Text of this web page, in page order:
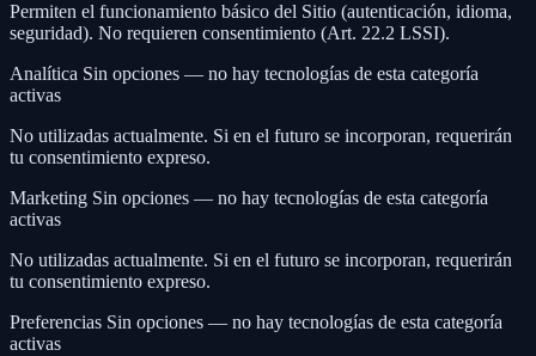
Permiten el funcionamiento básico del Sitio (autenticación, idioma,
seguridad). No requieren consentimiento (Art. 22.2 LSSI).
Analítica Sin opciones — no hay tecnologías de esta categoría
activas
No utilizadas actualmente. Si en el futuro se incorporan, requerirán
tu consentimiento expreso.
Marketing Sin opciones — no hay tecnologías de esta categoría
activas
No utilizadas actualmente. Si en el futuro se incorporan, requerirán
tu consentimiento expreso.
Preferencias Sin opciones — no hay tecnologías de esta categoría
activas